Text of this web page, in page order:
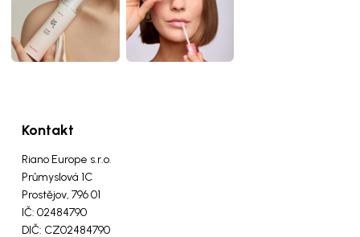
Kontakt
Riano Europe s.r.o.
Průmyslová 1C
Prostějov, 796 01
IČ: 02484790
DIČ: CZ02484790